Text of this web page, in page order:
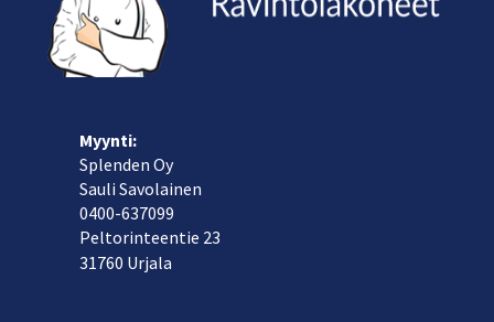
Myynti:
Splenden Oy
Sauli Savolainen
0400-637099
Peltorinteentie 23
31760 Urjala